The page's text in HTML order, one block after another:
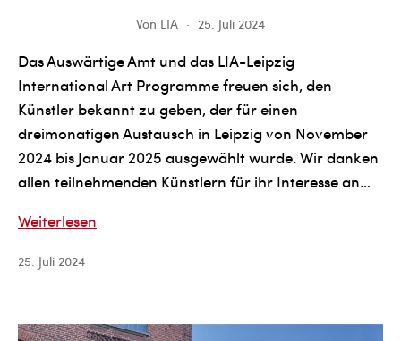
Von LIA 25. Juli 2024
Das Auswärtige Amt und das LIA-Leipzig
International Art Programme freuen sich, den
Künstler bekannt zu geben, der für einen
dreimonatigen Austausch in Leipzig von November
2024 bis Januar 2025 ausgewählt wurde. Wir danken
allen teilnehmenden Künstlern für ihr Interesse an…
Weiterlesen
25. Juli 2024